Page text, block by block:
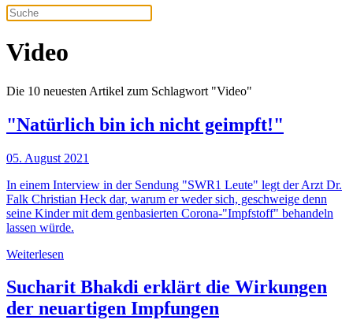
Video
Die 10 neuesten Artikel zum Schlagwort "Video"
"Natürlich bin ich nicht geimpft!"
05. August 2021
In einem Interview in der Sendung "SWR1 Leute" legt der Arzt Dr.
Falk Christian Heck dar, warum er weder sich, geschweige denn
seine Kinder mit dem genbasierten Corona-"Impfstoff" behandeln
lassen würde.
Weiterlesen
Sucharit Bhakdi erklärt die Wirkungen
der neuartigen Impfungen